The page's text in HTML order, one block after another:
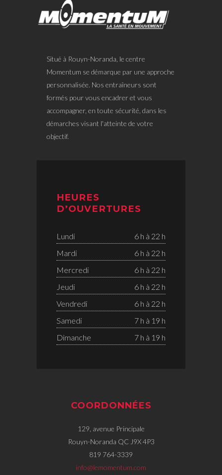
Situé à Rouyn-Noranda, le centre
Momentum se démarque par une approche
personnalisée. Nos entraîneurs sont
formés pour vous encadrer et vous
accompagner, en toute sécurité, dans les
démarches visant l'atteinte de votre
objectif.
HEURES
D’OUVERTURES
Lundi
6 h à 22 h
Mardi
6 h à 22 h
Mercredi
6 h à 22 h
Jeudi
6 h à 22 h
Vendredi
6 h à 22 h
Samedi
7 h à 19 h
Dimanche
7 h à 19 h
COORDONNÉES
129, avenue Principale
Rouyn-Noranda QC J9X 4P3
819 764-3339
info@lemomentum.com